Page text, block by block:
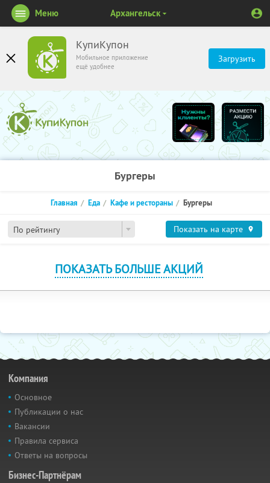
КупиКупон
Мобильное приложение
ещё удобнее
Загрузить
Меню Архангельск
Бургеры
По рейтингу
Главная Еда Кафе и рестораны Бургеры
Показать на карте
ПОКАЗАТЬ БОЛЬШЕ АКЦИЙ
Компания
Основное
Публикации о нас
Вакансии
Правила сервиса
Ответы на вопросы
Бизнес-Партнёрам